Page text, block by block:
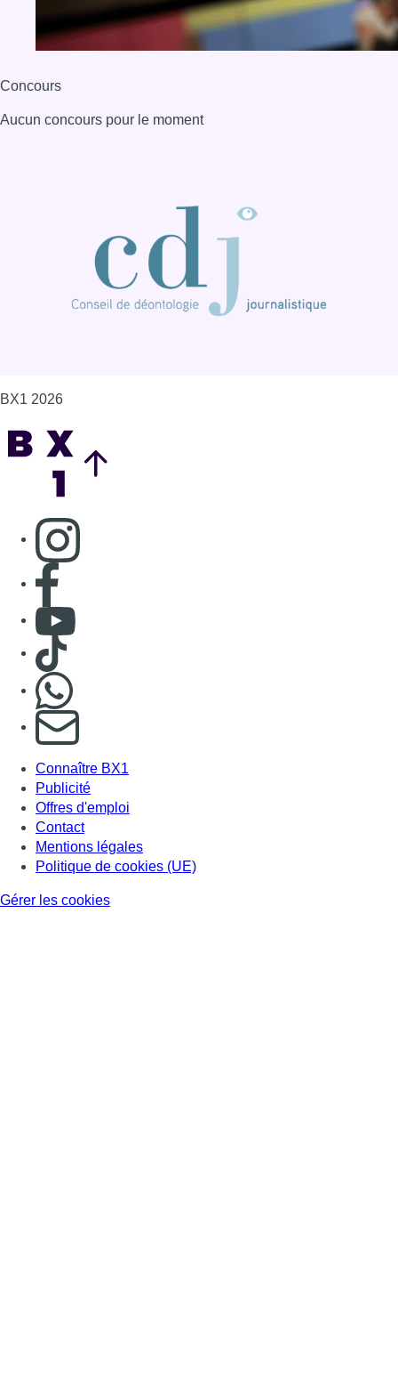
Concours
Aucun concours pour le moment
BX1 2026
Consulter page Instagram
Consulter page Facebook
Consulter Youtube
Consulter TikTok
S'abonner à notre newsletter
Connaître BX1
Publicité
Offres d'emploi
Contact
Mentions légales
Politique de cookies (UE)
Gérer les cookies